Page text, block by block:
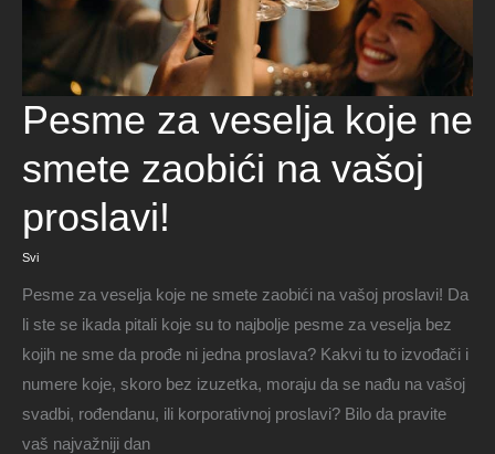
Pesme za veselja koje ne
smete zaobići na vašoj
proslavi!
Svi
Pesme za veselja koje ne smete zaobići na vašoj proslavi! Da
li ste se ikada pitali koje su to najbolje pesme za veselja bez
kojih ne sme da prođe ni jedna proslava? Kakvi tu to izvođači i
numere koje, skoro bez izuzetka, moraju da se nađu na vašoj
svadbi, rođendanu, ili korporativnoj proslavi? Bilo da pravite
vaš najvažniji dan
Pesme
za
veselja
koje
smete
zaobići
na
proslavi!